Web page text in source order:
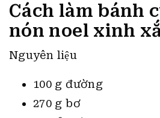
Cách làm bánh
nón noel xinh
Nguyên liệu
100 g đường
270 g bơ